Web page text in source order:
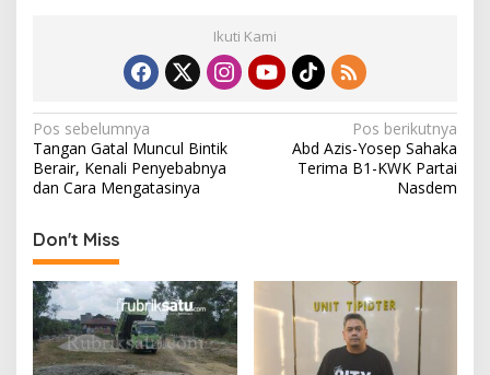
Ikuti Kami
N
a
v
i
g
a
s
i
Pos sebelumnya
Tangan Gatal Muncul Bintik
Berair, Kenali Penyebabnya
dan Cara Mengatasinya
Pos berikutnya
Abd Azis-Yosep Sahaka
Terima B1-KWK Partai
Nasdem
Don't Miss